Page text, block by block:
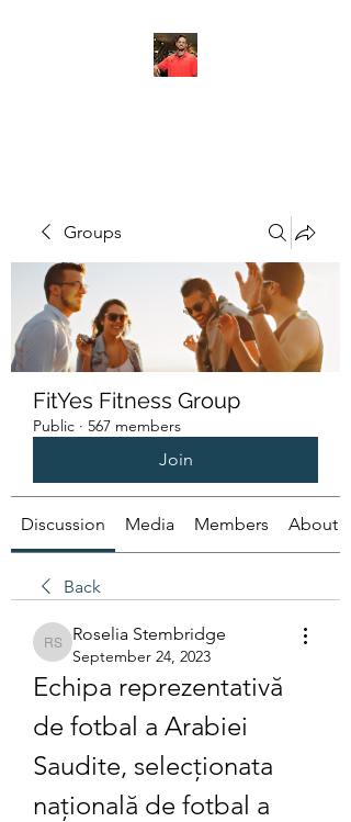
Groups
FitYes Fitness Group
Public · 567 members
Join
Discussion Media Members About
Back
Roselia Stembridge
Roselia Stembridge
September 24, 2023
Echipa reprezentativă
de fotbal a Arabiei
Saudite, selecționata
națională de fotbal a